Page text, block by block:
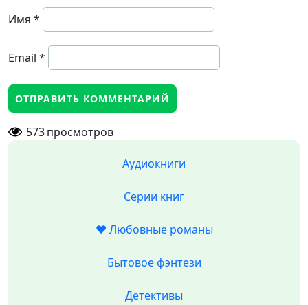
Имя *
Email *
573просмотров
Аудиокниги
Серии книг
❤️ Любовные романы
Бытовое фэнтези
Детективы